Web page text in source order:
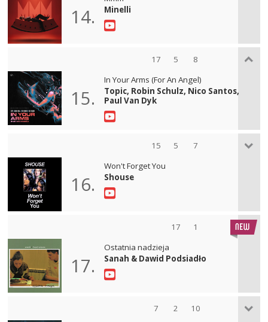
14.
Minelli
17 5 8
15.
In Your Arms (For An Angel)
Topic, Robin Schulz, Nico Santos,
Paul Van Dyk
15 5 7
16.
Won't Forget You
Shouse
17 1
17.
Ostatnia nadzieja
Sanah & Dawid Podsiadło
7 2 10